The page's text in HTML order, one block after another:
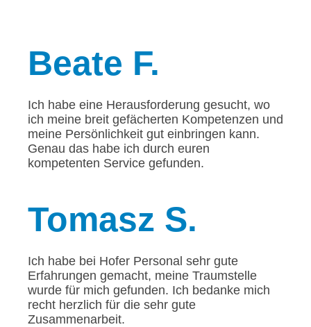
Beate F.
Ich habe eine Herausforderung gesucht, wo
ich meine breit gefächerten Kompetenzen und
meine Persönlichkeit gut einbringen kann.
Genau das habe ich durch euren
kompetenten Service gefunden.
Tomasz S.
Ich habe bei Hofer Personal sehr gute
Erfahrungen gemacht, meine Traumstelle
wurde für mich gefunden. Ich bedanke mich
recht herzlich für die sehr gute
Zusammenarbeit.